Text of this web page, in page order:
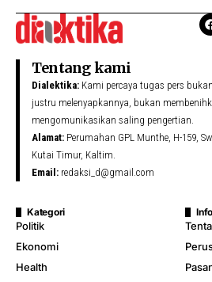
Tentang kami
Dialektika: Kami percaya tugas pers
justru melenyapkannya, bukan
mengomunikasikan saling pengertian.
Alamat: Perumahan GPL Munthe, H-159,
Kutai Timur, Kaltim.
Email: redaksi_d@gmail.com
Kategori
Politik
Ekonomi
Health